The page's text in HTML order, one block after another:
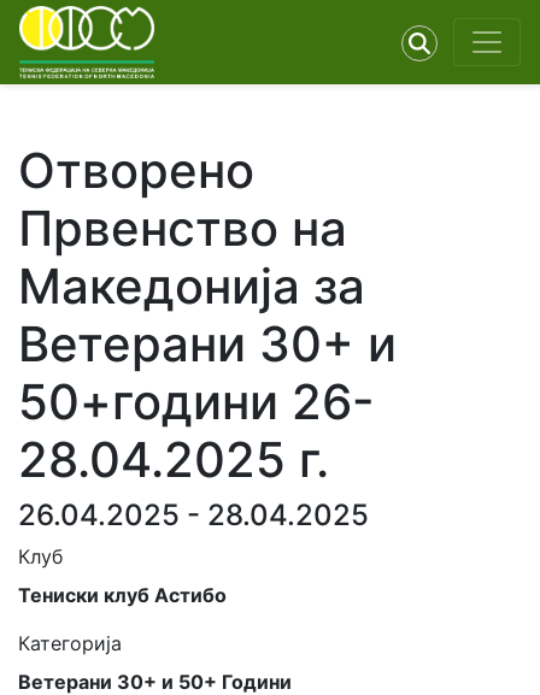
Отворено
Првенство на
Македонија за
Ветерани 30+ и
50+години 26-
28.04.2025 г.
26.04.2025 - 28.04.2025
Клуб
Тениски клуб Астибо
Категорија
Ветерани 30+ и 50+ Години